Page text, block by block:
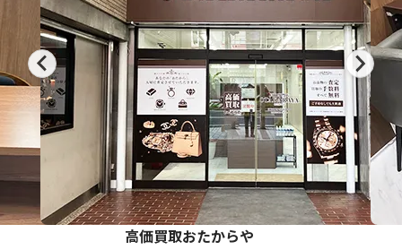
高価買取おたからや